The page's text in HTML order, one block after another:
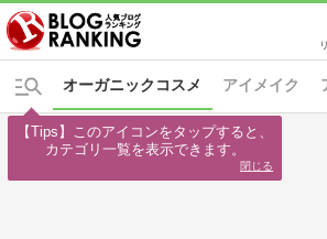
アイメイク
オーガニックコスメ
【Tips】このアイコンをタップすると、
カテゴリ一覧を表示できます。
閉じる